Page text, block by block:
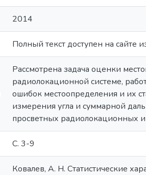
2014
Полный текст доступен на сайте
Рассмотрена задача оценки
радиолокационной системе,
ошибок местоопределения и их
измерения угла и суммарной
просветных радиолокационных и
С. 3-9
Ковалев, А. Н. Статистические